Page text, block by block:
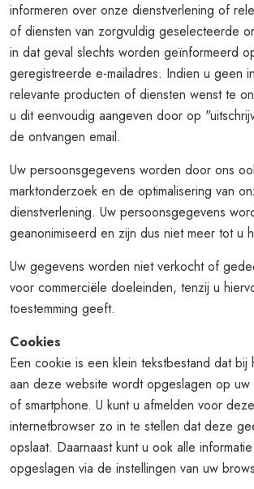
informeren over onze dienstverlening of
of diensten van zorgvuldig geselecteerde
in dat geval slechts worden geïnformeerd
geregistreerde e-mailadres. Indien u geen
relevante producten of diensten wenst te
u dit eenvoudig aangeven door op
de ontvangen email.
Uw persoonsgegevens worden door ons
marktonderzoek en de optimalisering van
dienstverlening. Uw persoonsgegevens
geanonimiseerd en zijn dus niet meer tot u
Uw gegevens worden niet verkocht of
voor commerciële doeleinden, tenzij u
toestemming geeft.
Cookies
Een cookie is een klein tekstbestand dat
aan deze website wordt opgeslagen op uw
of smartphone. U kunt u afmelden voor
internetbrowser zo in te stellen dat deze
opslaat. Daarnaast kunt u ook alle
opgeslagen via de instellingen van uw